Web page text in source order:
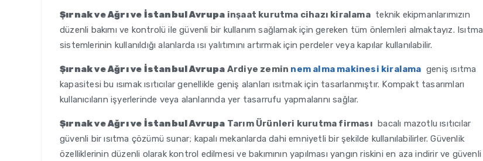
Şırnak ve Ağrı ve İstanbul Avrupa inşaat kurutma cihazı kiralamateknik ekipmanlarımızın
düzenli bakımı ve kontrolü ile güvenli bir kullanım sağlamak için gereken tüm önlemleri almaktayız. Isıtma
sistemlerinin kullanıldığı alanlarda ısı yalıtımını artırmak için perdeler veya kapılar kullanılabilir.
Şırnak ve Ağrı ve İstanbul Avrupa Ardiye zemin nem alma makinesi kiralama geniş ısıtma
kapasitesi bu ısımak ısıtıcılar genellikle geniş alanları ısıtmak için tasarlanmıştır. Kompakt tasarımları
kullanıcıların işyerlerinde veya alanlarında yer tasarrufu yapmalarını sağlar.
Şırnak ve Ağrı ve İstanbul Avrupa Tarım Ürünleri kurutma firması bacalı mazotlu ısıtıcılar
güvenli bir ısıtma çözümü sunar; kapalı mekanlarda dahi emniyetli bir şekilde kullanılabilirler. Güvenlik
özelliklerinin düzenli olarak kontrol edilmesi ve bakımının yapılması yangın riskini en aza indirir ve güvenli